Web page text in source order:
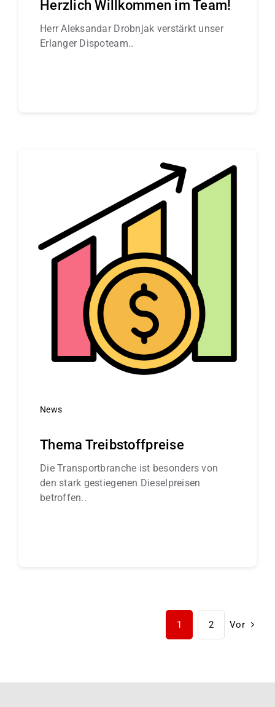
Herzlich Willkommen im Team!
Herr Aleksandar Drobnjak verstärkt unser
Erlanger Dispoteam..
News
Thema Treibstoffpreise
Die Transportbranche ist besonders von
den stark gestiegenen Dieselpreisen
betroffen..
1 2 Vor